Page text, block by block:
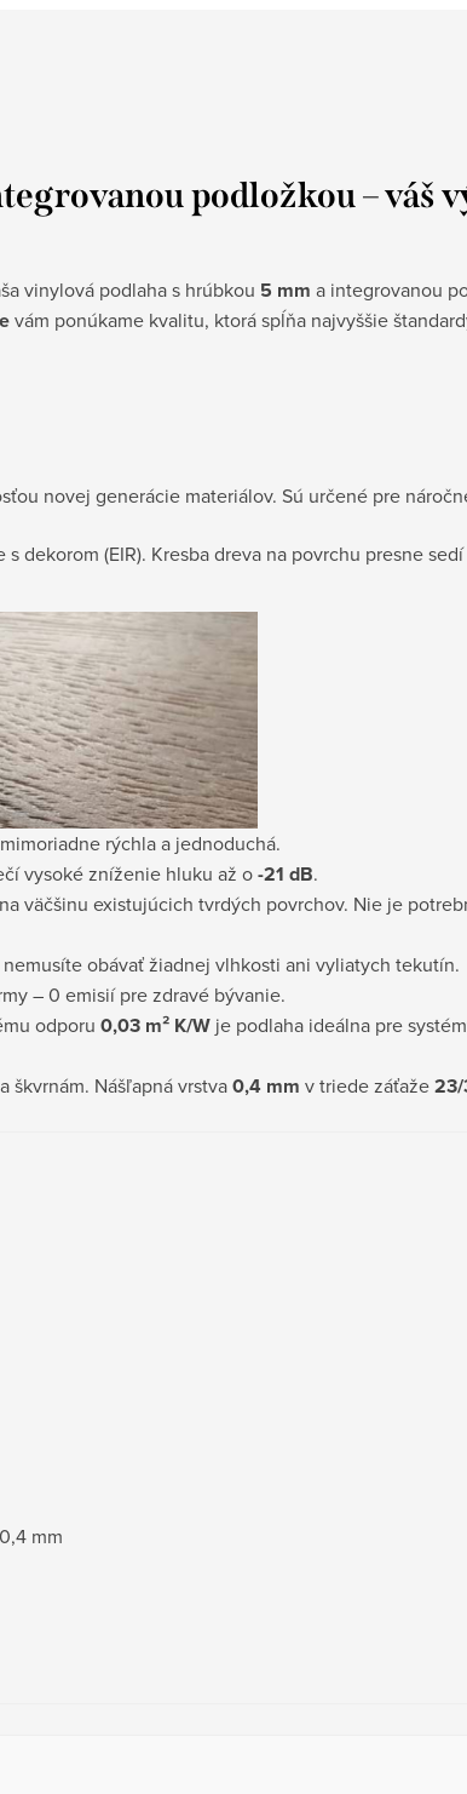
podložkou – váš
vinylová podlaha s hrúbkou 5 mm a integrovanou
vám ponúkame kvalitu, ktorá spĺňa najvyššie
novej generácie materiálov. Sú určené pre
s dekorom (EIR). Kresba dreva na povrchu presne
rýchla a jednoduchá.
vysoké zníženie hluku až o-21 dB.
väčšinu existujúcich tvrdých povrchov. Nie je
obávať žiadnej vlhkosti ani vyliatych tekutín.
– 0 emisií pre zdravé bývanie.
odporu 0,03 m² K/W je podlaha ideálna pre
škvrnám. Nášľapná vrstva0,4 mm v triede záťaže
mm